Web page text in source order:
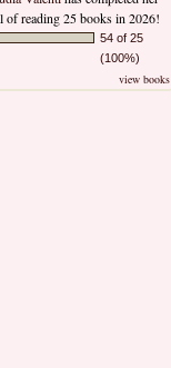
of reading 25 books in 2026!
54 of 25
(100%)
view books